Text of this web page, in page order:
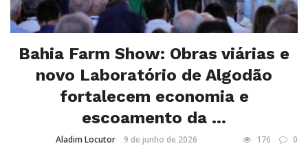
Bahia Farm Show: Obras viárias e
novo Laboratório de Algodão
fortalecem economia e
escoamento da ...
Aladim Locutor 9 de junho de 2026 176 0